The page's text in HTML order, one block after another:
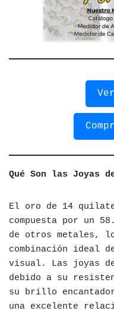
Qué Son las Joyas
El oro de 14
compuesta por un
de otros metales,
combinación ideal
visual. Las joyas
debido a su
su brillo
una excelente